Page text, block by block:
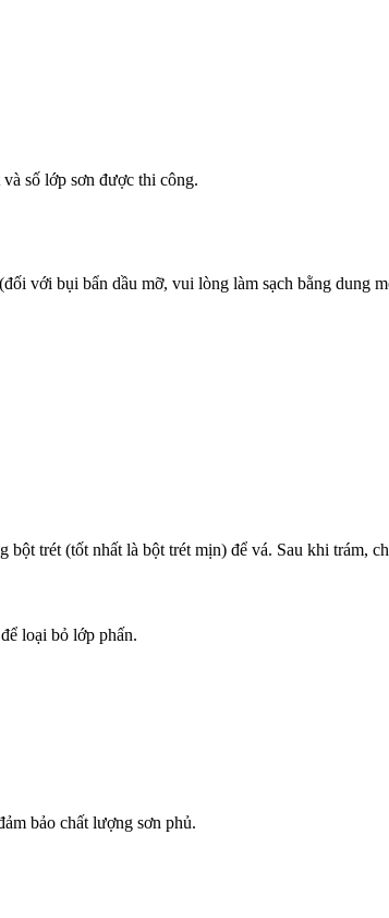
số lớp sơn được thi công.
với bụi bẩn dầu mỡ, vui lòng làm sạch bằng dung
trét (tốt nhất là bột trét mịn) để vá. Sau khi trám,
loại bỏ lớp phấn.
bảo chất lượng sơn phủ.